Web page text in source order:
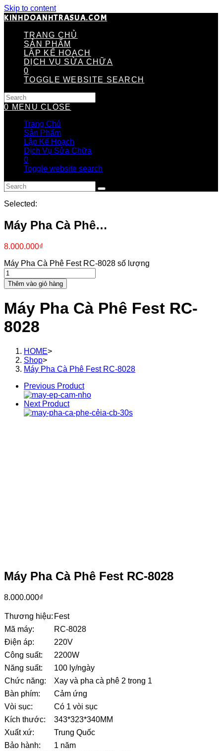
Skip to content
KINHDOANHTRASUA.COM
TRANG CHỦ
SẢN PHẨM
LẬP KẾ HOẠCH
DỊCH VỤ SỬA CHỮA
0
TOGGLE WEBSITE SEARCH
0 MENU CLOSE
Trang Chủ
Sản Phẩm
Lập Kế Hoạch
Dịch Vụ Sửa Chữa
0
Toggle website search
Selected:
Máy Pha Cà Phê…
8.000.000₫
Máy Pha Cà Phê Fest RC-8028 số lượng
Thêm vào giỏ hàng
Máy Pha Cà Phê Fest RC-
8028
HOME>
Shop>
Máy Pha Cà Phê Fest RC-8028
Previous Product
Next Product
Máy Pha Cà Phê Fest RC-8028
8.000.000₫
Thương hiệu: Fest
Mã máy:
RC-8028
Điện áp:
220V
Công suất:
2200W
Năng suất:
100 ly/ngày
Chức năng:
Xay và pha cà phê 2 trong 1
Bàn phím:
Cảm ứng
Vòi sục:
Có 1 vòi sục
Kích thước:
343*323*340MM
Xuất xứ:
Trung Quốc
Bảo hành:
1 năm